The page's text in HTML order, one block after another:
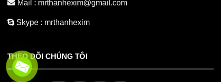
Mail : mrthanhexim@gmail.com
Skype : mrthanhexim
THEO DÕI CHÚNG TÔI